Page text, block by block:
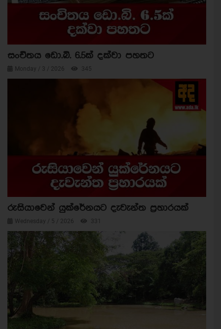
සංචිතය ඩො.බි. 6.5ක් දක්වා පහතට
Monday / 3 / 2026 345
රුසියාවෙන් යුක්රේනයට දැවැන්ත ප්‍රහාරයක්
Wednesday / 5 / 2026 331